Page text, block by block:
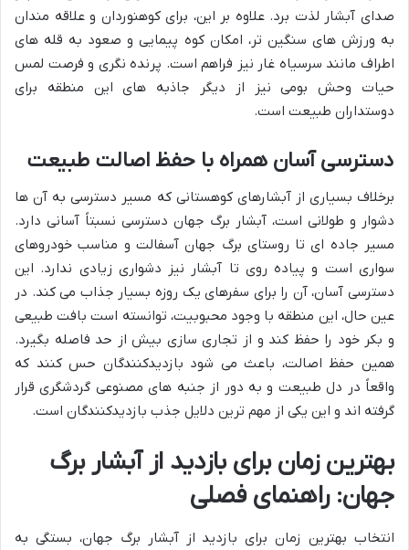
صدای آبشار لذت برد. علاوه بر این، برای کوهنوردان و علاقه مندان
به ورزش های سنگین تر، امکان کوه پیمایی و صعود به قله های
اطراف مانند سرسیاه غار نیز فراهم است. پرنده نگری و فرصت لمس
حیات وحش بومی نیز از دیگر جاذبه های این منطقه برای
دوستداران طبیعت است.
دسترسی آسان همراه با حفظ اصالت طبیعت
برخلاف بسیاری از آبشارهای کوهستانی که مسیر دسترسی به آن ها
دشوار و طولانی است، آبشار برگ جهان دسترسی نسبتاً آسانی دارد.
مسیر جاده ای تا روستای برگ جهان آسفالت و مناسب خودروهای
سواری است و پیاده روی تا آبشار نیز دشواری زیادی ندارد. این
دسترسی آسان، آن را برای سفرهای یک روزه بسیار جذاب می کند. در
عین حال، این منطقه با وجود محبوبیت، توانسته است بافت طبیعی
و بکر خود را حفظ کند و از تجاری سازی بیش از حد فاصله بگیرد.
همین حفظ اصالت، باعث می شود بازدیدکنندگان حس کنند که
واقعاً در دل طبیعت و به دور از جنبه های مصنوعی گردشگری قرار
گرفته اند و این یکی از مهم ترین دلایل جذب بازدیدکنندگان است.
بهترین زمان برای بازدید از آبشار برگ
جهان: راهنمای فصلی
انتخاب بهترین زمان برای بازدید از آبشار برگ جهان، بستگی به